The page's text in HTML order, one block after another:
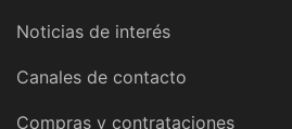
Noticias de interés
Canales de contacto
Compras y contrataciones